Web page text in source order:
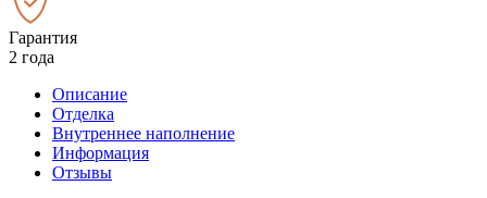
Гарантия
2 года
Описание
Отделка
Внутреннее наполнение
Информация
Отзывы